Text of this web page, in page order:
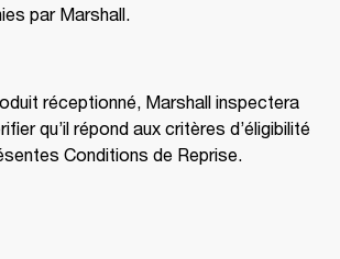
par Marshall.
réceptionné, Marshall inspectera
qu’il répond aux critères d’éligibilité
Conditions de Reprise.